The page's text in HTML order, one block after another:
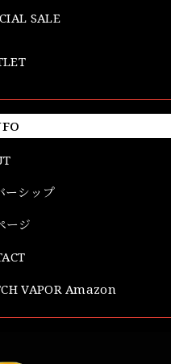
SALE
ーシップ
ージ
VAPOR Amazon